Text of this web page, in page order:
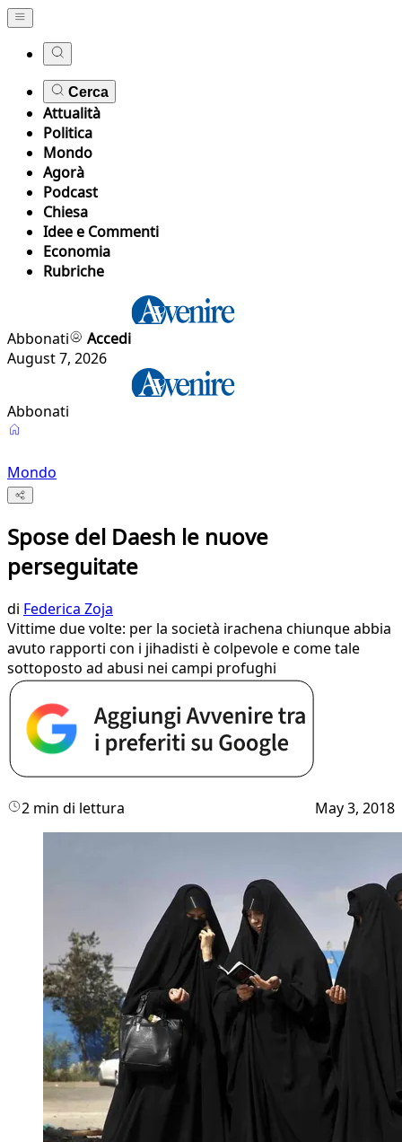
Cerca
Attualità
Politica
Mondo
Agorà
Podcast
Chiesa
Idee e Commenti
Economia
Rubriche
Abbonati
Accedi
August 7, 2026
Abbonati
Mondo
Spose del Daesh le nuove
perseguitate
di Federica Zoja
Vittime due volte: per la società irachena chiunque abbia
avuto rapporti con i jihadisti è colpevole e come tale
sottoposto ad abusi nei campi profughi
2 min di lettura May 3, 2018